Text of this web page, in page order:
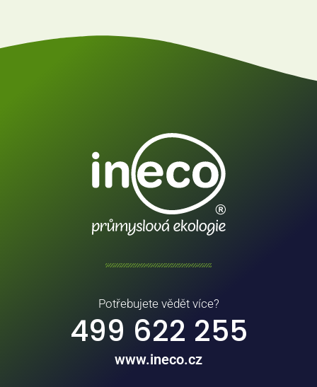
Potřebujete vědět více?
499 622 255
www.ineco.cz